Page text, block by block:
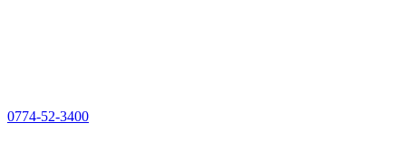
0774-52-3400